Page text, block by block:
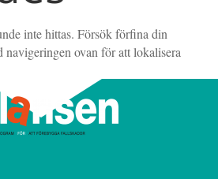
inte hittas. Försök förfina din
navigeringen ovan för att lokalisera